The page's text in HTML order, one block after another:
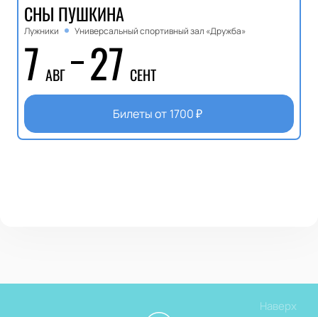
СНЫ ПУШКИНА
Лужники Универсальный спортивный зал «Дружба»
7 АВГ 27 СЕНТ
Билеты от 1700₽
Наверх